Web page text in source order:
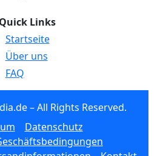
Quick Links
Startseite
Über uns
FAQ
– All Rights Reserved.
Datenschutz